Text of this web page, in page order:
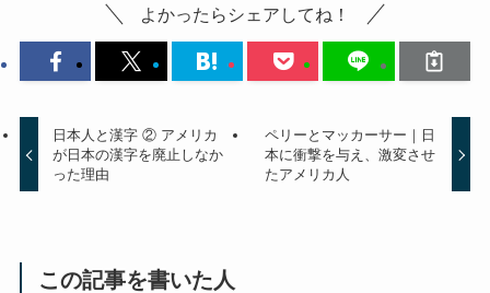
よかったらシェアしてね！
日本人と漢字 ② アメリカ
が日本の漢字を廃止しなか
った理由
ペリーとマッカーサー｜日
本に衝撃を与え、激変させ
たアメリカ人
この記事を書いた人